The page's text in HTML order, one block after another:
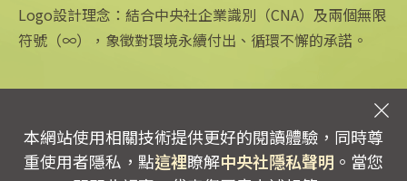
專線：0800-256-688 | 信箱：services@mail.cna.com.tw
copyright © 2026 中央通訊社版權所有
中央通訊社
Focus Taiwan
フォーカス台湾
友善連結
Android app 下載
公司簡介
企業識別
公開資訊
Logo設計理念：結合中央社企業識別（CNA）及兩個無限
符號（∞），象徵對環境永續付出、循環不懈的承諾。
本網站使用相關技術提供更好的閱讀體驗，同時尊
重使用者隱私，點這裡瞭解中央社隱私聲明 。當您